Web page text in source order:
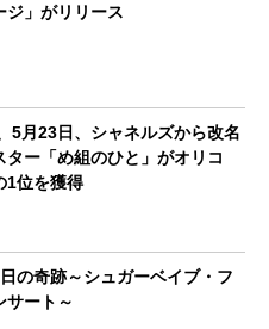
ジ」がリリース
5月23日、シャネルズから改名
ター「め組のひと」がオリコ
1位を獲得
の奇跡～シュガーベイブ・フ
サート～